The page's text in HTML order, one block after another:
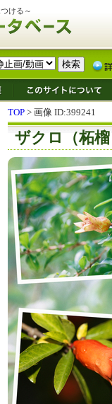
ける～
TOP > 画像 ID:399241
ザクロ（柘